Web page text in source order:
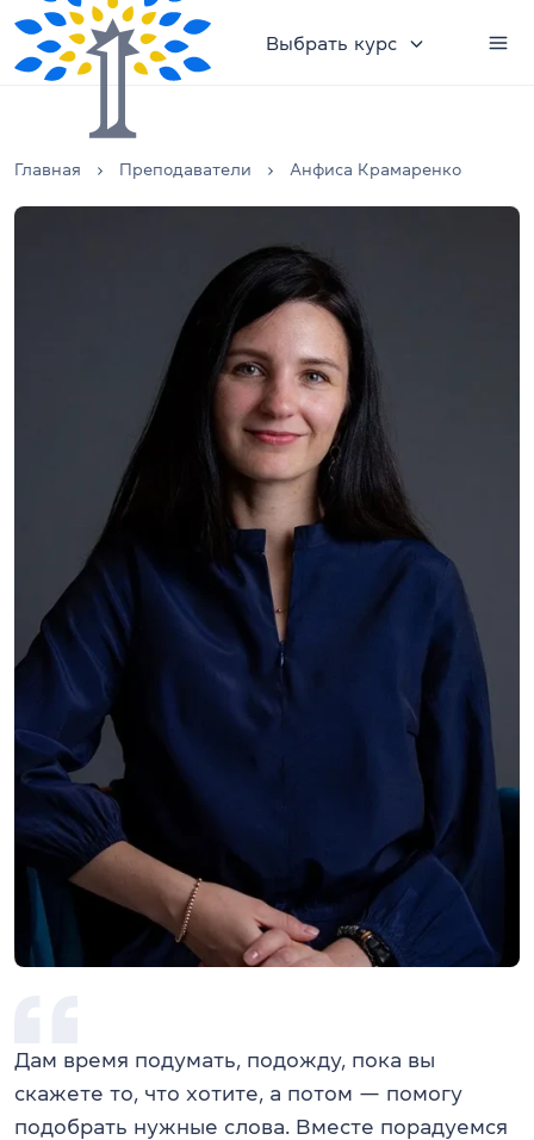
Выбрать курс
Главная Преподаватели Анфиса Крамаренко
Дам время подумать, подожду, пока вы
скажете то, что хотите, а потом — помогу
подобрать нужные слова. Вместе порадуемся